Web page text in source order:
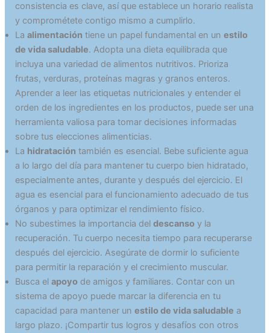
consistencia es clave, así que establece un horario realista
y comprométete contigo mismo a cumplirlo.
Laalimentación tiene un papel fundamental en unestilo
de vida saludable. Adopta una dieta equilibrada que
incluya una variedad de alimentos nutritivos. Prioriza
frutas, verduras, proteínas magras y granos enteros.
Aprender a leer las etiquetas nutricionales y entender el
orden de los ingredientes en los productos, puede ser una
herramienta valiosa para tomar decisiones informadas
sobre tus elecciones alimenticias.
La hidratación también es esencial. Bebe suficiente agua
a lo largo del día para mantener tu cuerpo bien hidratado,
especialmente antes, durante y después del ejercicio. El
agua es esencial para el funcionamiento adecuado de tus
órganos y para optimizar el rendimiento físico.
No subestimes la importancia deldescanso y la
recuperación. Tu cuerpo necesita tiempo para recuperarse
después del ejercicio. Asegúrate de dormir lo suficiente
para permitir la reparación y el crecimiento muscular.
Busca elapoyo de amigos y familiares. Contar con un
sistema de apoyo puede marcar la diferencia en tu
capacidad para mantener unestilo de vida saludable a
largo plazo. ¡Compartir tus logros y desafíos con otros